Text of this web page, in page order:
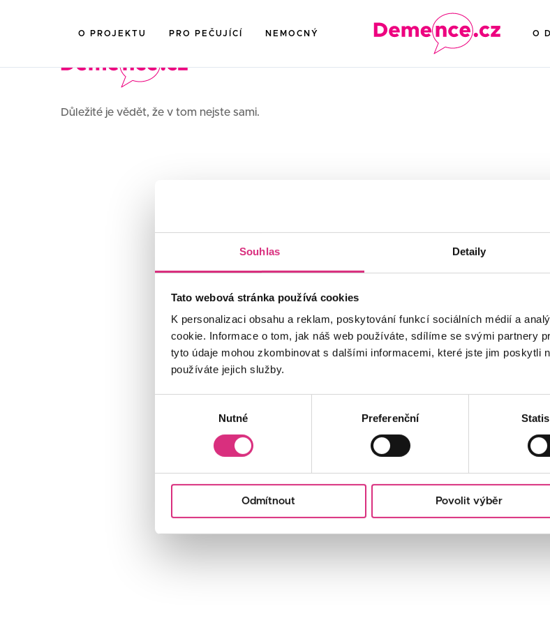
Souhlas Detaily
Tato webová stránka používá cookies
K personalizaci obsahu a reklam, poskytování funkcí sociálních médií a
cookie. Informace o tom, jak náš web používáte, sdílíme se svými partnery
tyto údaje mohou zkombinovat s dalšími informacemi, které jste jim poskytli
používáte jejich služby.
Nutné Preferenční
Odmítnout Povolit výběr
O PROJEKTU PRO PEČUJÍCÍ NEMOCNÝ O
Důležité je vědět, že v tom nejste sami.